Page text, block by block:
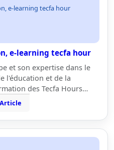
e-learning tecfa hour
e-learning tecfa hour
et son expertise dans le
l'éducation et de la
des Tecfa Hours…